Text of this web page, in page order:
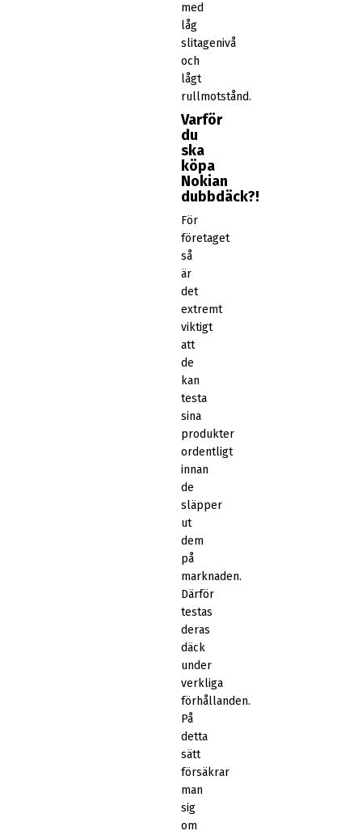
med
låg
slitagenivå
och
lågt
rullmotstånd.
Varför
du
ska
köpa
Nokian
dubbdäck?!
För
företaget
så
är
det
extremt
viktigt
att
de
kan
testa
sina
produkter
ordentligt
innan
de
släpper
ut
dem
på
marknaden.
Därför
testas
deras
däck
under
verkliga
förhållanden.
På
detta
sätt
försäkrar
man
sig
om